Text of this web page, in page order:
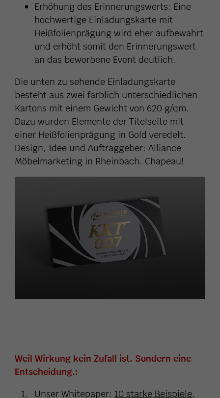
Erhöhung des Erinnerungswerts: Eine
hochwertige Einladungskarte mit
Heißfolienprägung wird eher aufbewahrt
und erhöht somit den Erinnerungswert
an das beworbene Event deutlich.
Die unten zu sehende Einladungskarte
besteht aus zwei farblich unterschiedlichen
Kartons mit einem Gewicht von 620 g/qm.
Dazu wurden Elemente der Titelseite mit
einer Heißfolienprägung in Gold veredelt.
Design, Idee und Auftraggeber: Alliance
Möbelmarketing in Rheinbach. Chapeau!
Weil Wirkung kein Zufall ist. Sondern eine
Entscheidung.:
Unser Whitepaper: 10 starke Beispiele,